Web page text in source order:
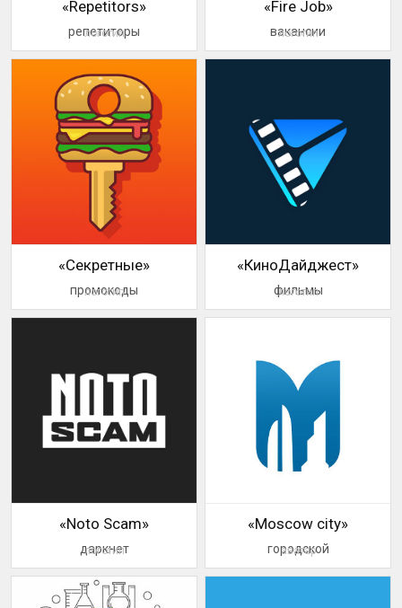
«Repetitors»
репетиторы
логотип
«Fire Job»
вакансии
логотип
«Секретные»
промокоды
логотип
«КиноДайджест»
фильмы
логотип
«Noto Scam»
даркнет
логотип
«Moscow city»
городской
аватар